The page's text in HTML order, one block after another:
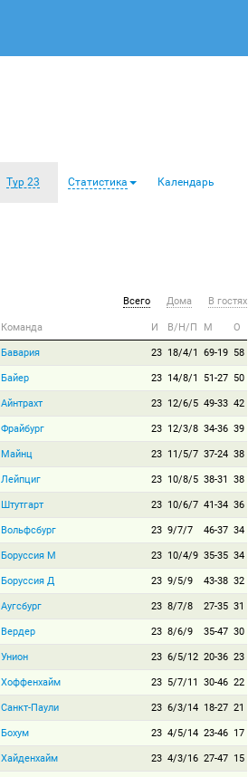
Тур 23 Статистика Календарь
Всего Дома В гостях
Команда И В/Н/П М О
Бавария 23 18/4/1 69-19 58
Байер 23 14/8/1 51-27 50
Айнтрахт 23 12/6/5 49-33 42
Фрайбург 23 12/3/8 34-36 39
Майнц 23 11/5/7 37-24 38
Лейпциг 23 10/8/5 38-31 38
Штутгарт 23 10/6/7 41-34 36
Вольфсбург 23 9/7/7 46-37 34
Боруссия М 23 10/4/9 35-35 34
Боруссия Д 23 9/5/9 43-38 32
Аугсбург 23 8/7/8 27-35 31
Вердер 23 8/6/9 35-47 30
Унион 23 6/5/12 20-36 23
Хоффенхайм 23 5/7/11 30-46 22
Санкт-Паули 23 6/3/14 18-27 21
Бохум 23 4/5/14 23-46 17
Хайденхайм 23 4/3/16 27-47 15